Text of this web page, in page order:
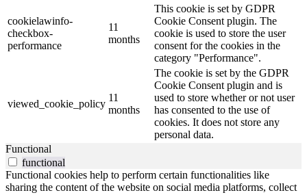
cookielawinfo-
checkbox-
performance
11
months
This cookie is set by GDPR
Cookie Consent plugin. The
cookie is used to store the user
consent for the cookies in the
category "Performance".
viewed_cookie_policy
11
months
The cookie is set by the GDPR
Cookie Consent plugin and is
used to store whether or not user
has consented to the use of
cookies. It does not store any
personal data.
Functional
functional
Functional cookies help to perform certain functionalities like
sharing the content of the website on social media platforms, collect